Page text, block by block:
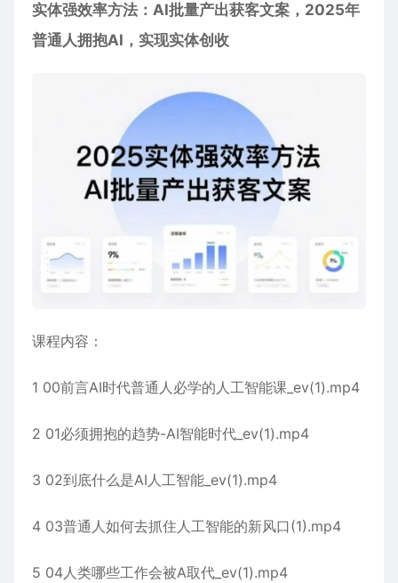
实体强效率方法：AI批量产出获客文案，2025年
普通人拥抱AI，实现实体创收
课程内容：
1 00前言AI时代普通人必学的人工智能课_ev(1).mp4
2 01必须拥抱的趋势-AI智能时代_ev(1).mp4
3 02到底什么是AI人工智能_ev(1).mp4
4 03普通人如何去抓住人工智能的新风口(1).mp4
5 04人类哪些工作会被A取代_ev(1).mp4